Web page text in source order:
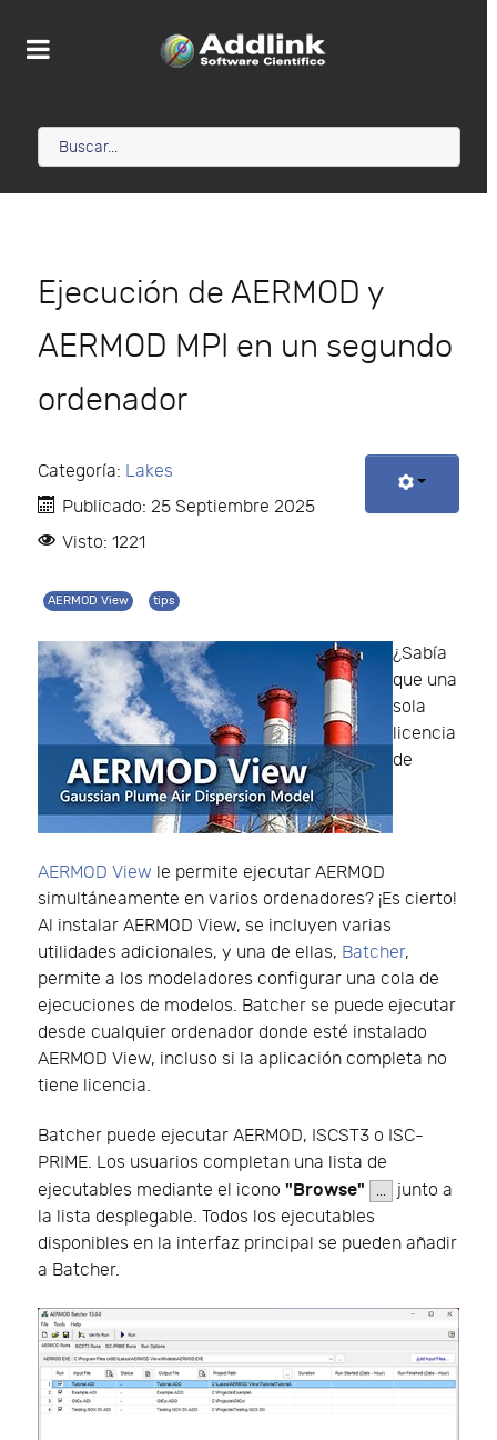
Ejecución de AERMOD y
AERMOD MPI en un segundo
ordenador
Categoría: Lakes
Publicado: 25 Septiembre 2025
Visto: 1221
AERMOD View tips
¿Sabía
que una
sola
licencia
de
AERMOD View le permite ejecutar AERMOD
simultáneamente en varios ordenadores? ¡Es cierto!
Al instalar AERMOD View, se incluyen varias
utilidades adicionales, y una de ellas, Batcher,
permite a los modeladores configurar una cola de
ejecuciones de modelos. Batcher se puede ejecutar
desde cualquier ordenador donde esté instalado
AERMOD View, incluso si la aplicación completa no
tiene licencia.
Batcher puede ejecutar AERMOD, ISCST3 o ISC-
PRIME. Los usuarios completan una lista de
ejecutables mediante el icono "Browse"
junto a
la lista desplegable. Todos los ejecutables
disponibles en la interfaz principal se pueden añadir
a Batcher.